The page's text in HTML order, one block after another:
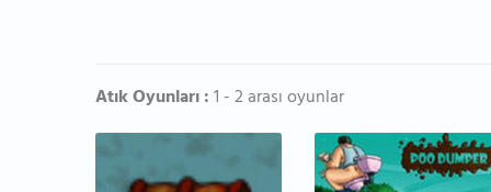
Atık Oyunları :1 - 2 arası oyunlar